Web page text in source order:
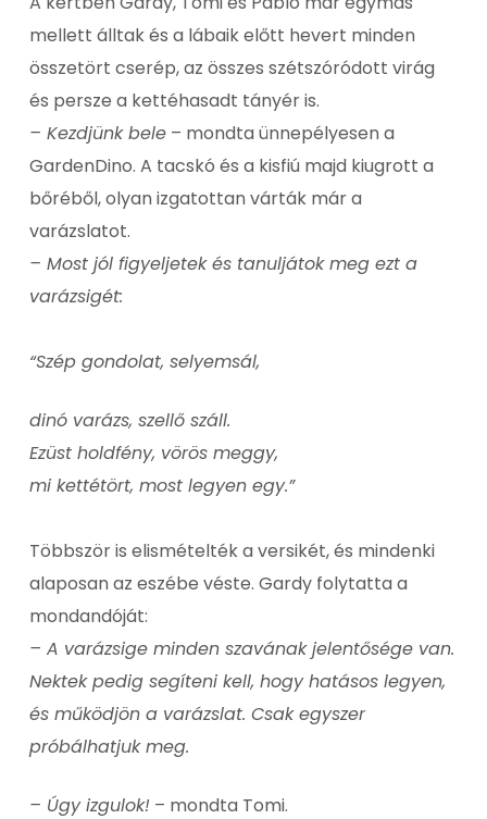
mellett álltak és a lábaik előtt hevert minden
összetört cserép, az összes szétszóródott virág
és persze a kettéhasadt tányér is.
– Kezdjünk bele– mondta ünnepélyesen a
GardenDino. A tacskó és a kisfiú majd kiugrott a
bőréből, olyan izgatottan várták már a
varázslatot.
– Most jól figyeljetek és tanuljátok meg ezt a
varázsigét:
“Szép gondolat, selyemsál,
dinó varázs, szellő száll.
Ezüst holdfény, vörös meggy,
mi kettétört, most legyen egy.”
Többször is elismételték a versikét, és mindenki
alaposan az eszébe véste. Gardy folytatta a
mondandóját:
– A varázsige minden szavának jelentősége van.
Nektek pedig segíteni kell, hogy hatásos legyen,
és működjön a varázslat. Csak egyszer
próbálhatjuk meg.
– Úgy izgulok!– mondta Tomi.